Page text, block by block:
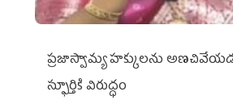
ప్రజాస్వామ్య హక్కులను
స్ఫూర్తికి విరుద్ధం